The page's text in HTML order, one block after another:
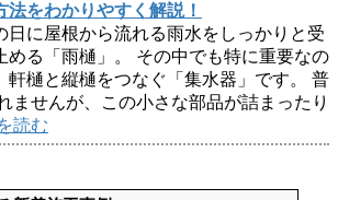
法をわかりやすく解説！
日に屋根から流れる雨水をしっかりと受
める「雨樋」。 その中でも特に重要なの
軒樋と縦樋をつなぐ「集水器」です。 普
ませんが、この小さな部品が詰まったり
読む